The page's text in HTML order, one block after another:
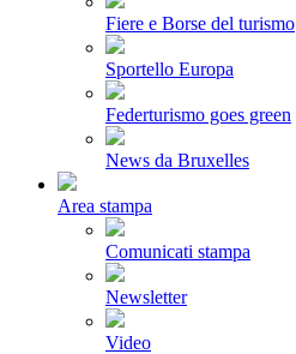
Fiere e Borse del turismo
Sportello Europa
Federturismo goes green
News da Bruxelles
Area stampa
Comunicati stampa
Newsletter
Video